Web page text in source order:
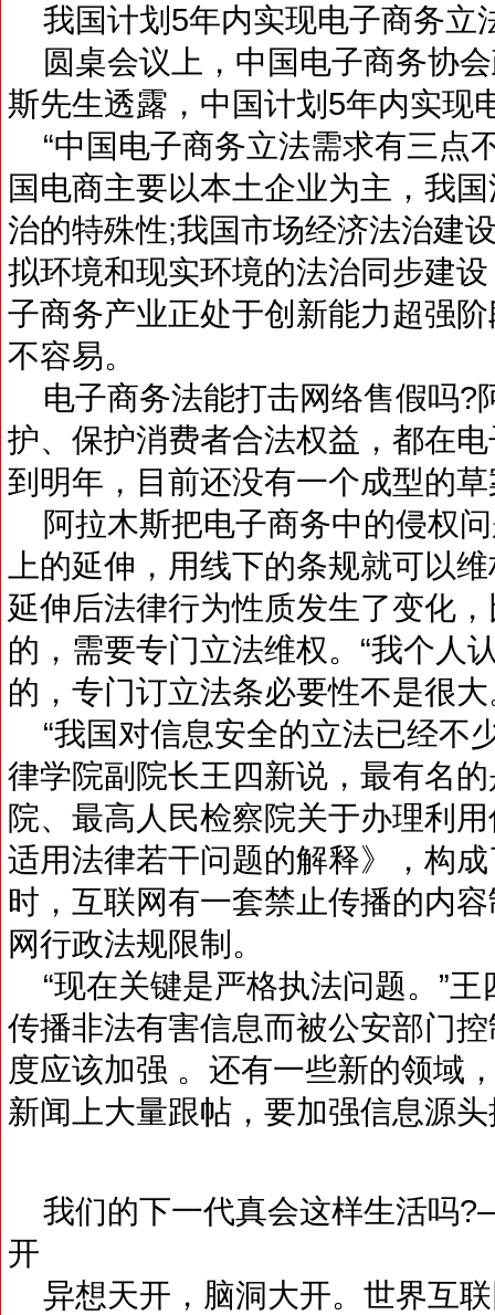
我国计划5年内实现电子商务立
圆桌会议上，中国电子商务协
斯先生透露，中国计划5年内实现
“中国电子商务立法需求有三点
国电商主要以本土企业为主，我
治的特殊性;我国市场经济法治建
拟环境和现实环境的法治同步建
子商务产业正处于创新能力超强
不容易。
电子商务法能打击网络售假吗?
护、保护消费者合法权益，都在
到明年，目前还没有一个成型的
阿拉木斯把电子商务中的侵权
上的延伸，用线下的条规就可以
延伸后法律行为性质发生了变化
的，需要专门立法维权。“我个人
的，专门订立法条必要性不是很
“我国对信息安全的立法已经不
律学院副院长王四新说，最有名
院、最高人民检察院关于办理利
适用法律若干问题的解释》，构
时，互联网有一套禁止传播的内
网行政法规限制。
“现在关键是严格执法问题。”
传播非法有害信息而被公安部门
度应该加强 。还有一些新的领域
新闻上大量跟帖，要加强信息源
我们的下一代真会这样生活吗
开
异想天开，脑洞大开。世界互